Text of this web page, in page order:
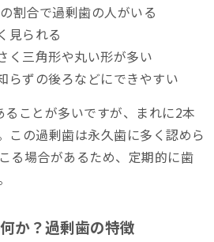
割合で過剰歯の人がいる
見られる
く三角形や丸い形が多い
らずの後ろなどにできやすい
ことが多いですが、まれに2本
この過剰歯は永久歯に多く認めら
る場合があるため、定期的に歯
か？過剰歯の特徴